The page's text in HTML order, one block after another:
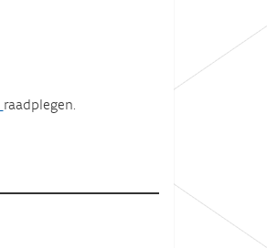
raadplegen.